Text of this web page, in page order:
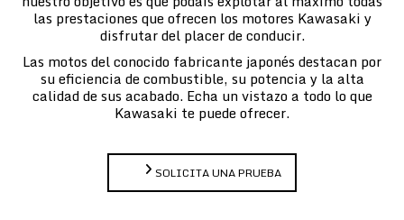
las prestaciones que ofrecen los motores Kawasaki y
disfrutar del placer de conducir.
Las motos del conocido fabricante japonés destacan por
su eficiencia de combustible, su potencia y la alta
calidad de sus acabado. Echa un vistazo a todo lo que
Kawasaki te puede ofrecer.
SOLICITA UNA PRUEBA